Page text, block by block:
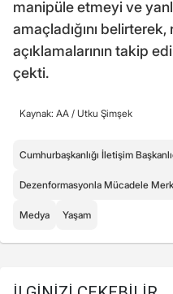
manipüle etmeyi ve
amaçladığını
açıklamalarının takip
çekti.
Kaynak: AA / Utku Şimşek
Cumhurbaşkanlığı İletişim
Dezenformasyonla Mücadele
Medya Yaşam